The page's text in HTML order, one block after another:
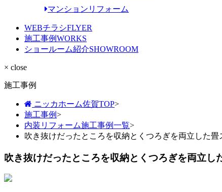
マンションリフォーム
WEBチラシFLYER
施工事例WORKS
ショールーム紹介SHOWROOM
× close
施工事例
ニッカホーム佐賀TOP>
施工事例>
内装リフォーム施工事例一覧>
吹き抜けだったところを収納とくつろぎを両立した畳
吹き抜けだったところを収納とくつろぎを両立し